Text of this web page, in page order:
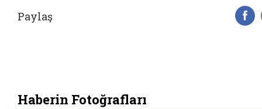
Paylaş
Haberin Fotoğrafları